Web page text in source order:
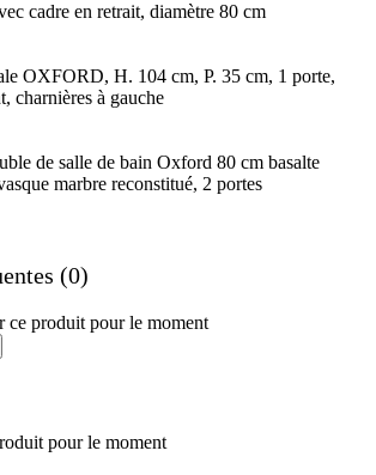
cadre en retrait, diamètre 80 cm
OXFORD, H. 104 cm, P. 35 cm, 1 porte,
charnières à gauche
de salle de bain Oxford 80 cm basalte
marbre reconstitué, 2 portes
(0)
ce produit pour le moment
pour le moment